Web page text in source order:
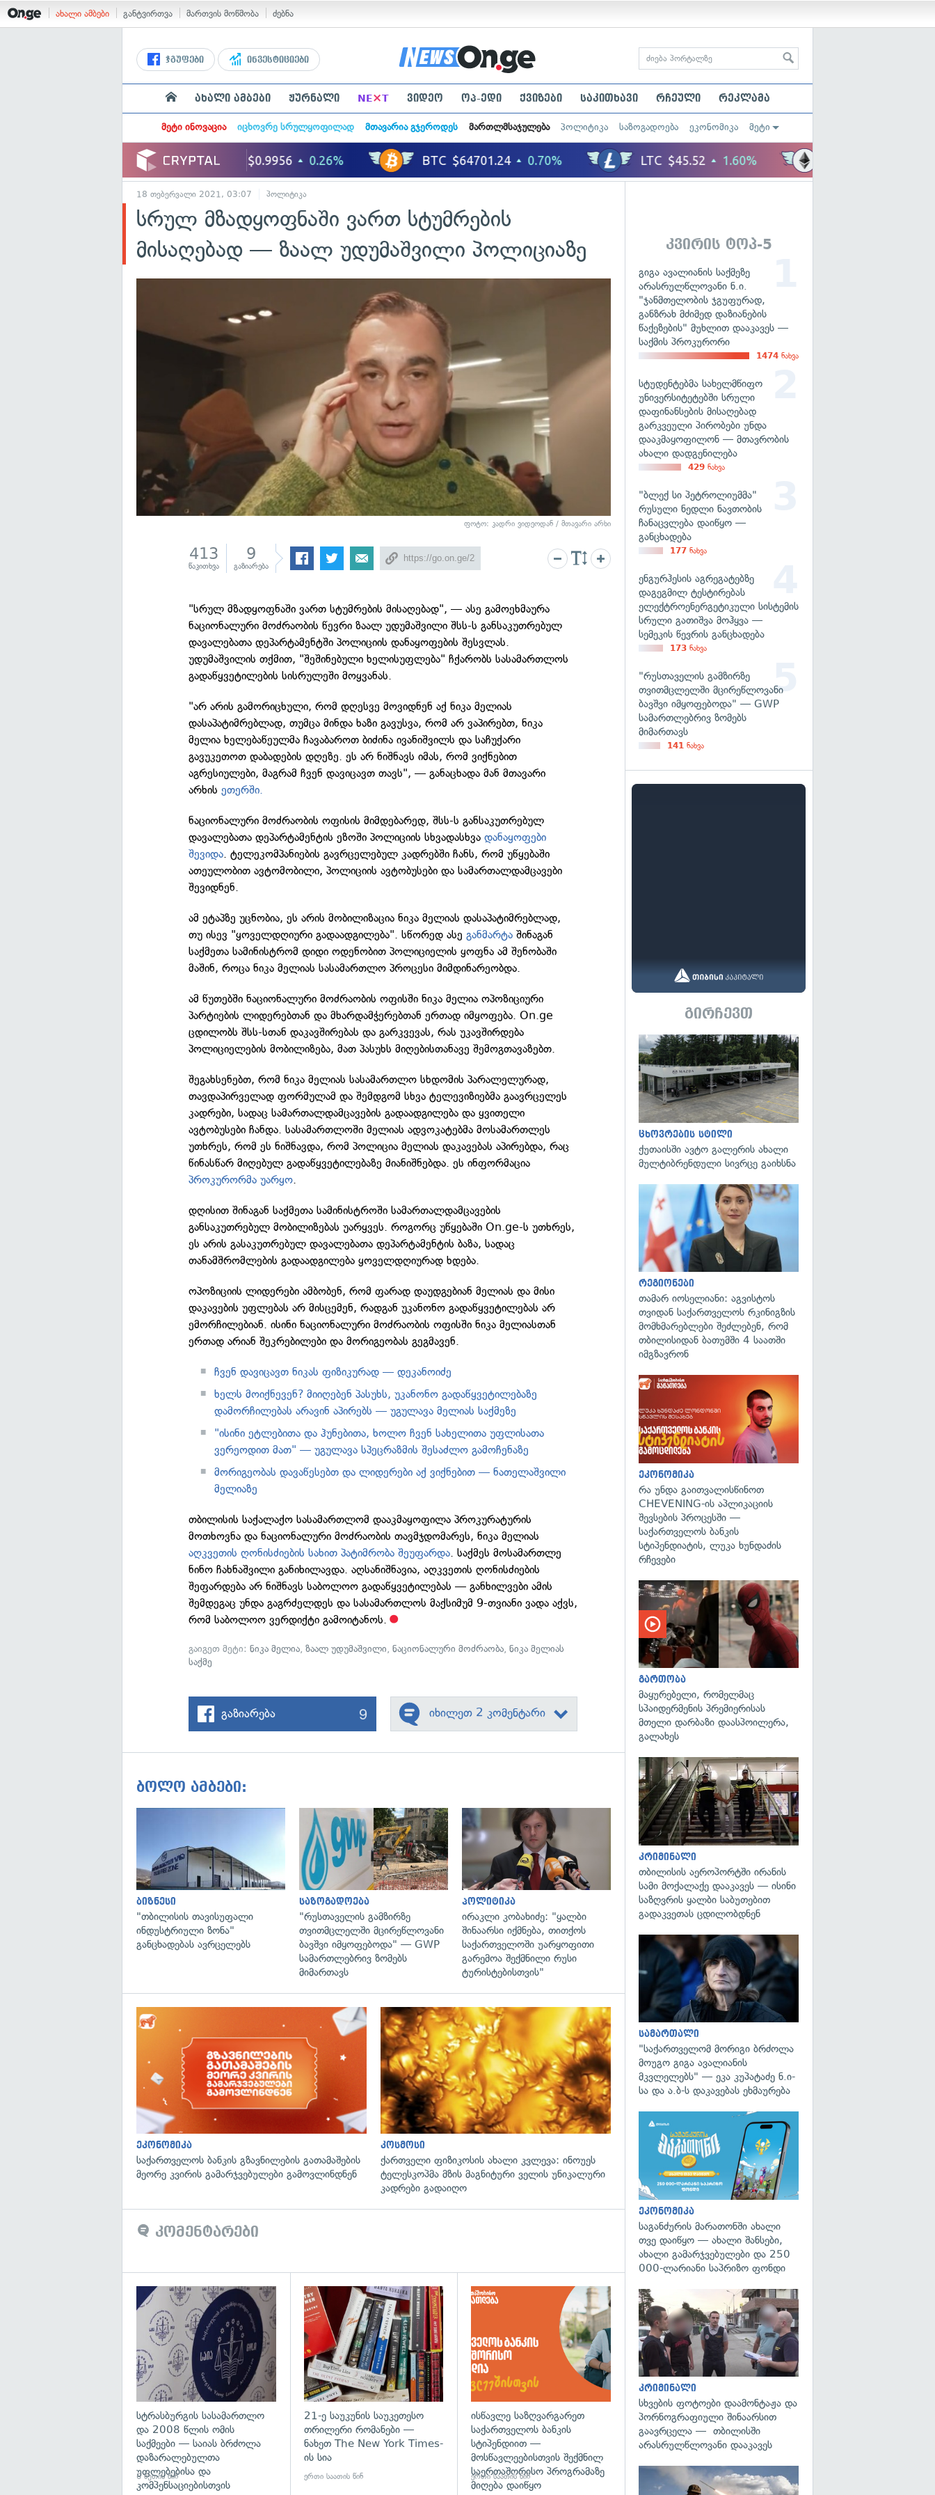
ახალი ამბები განტვირთვა მართვის მოწმობა ძებნა
ჯგუფები ინვესტიციები
ახალი ამბები ჟურნალი NE×T ვიდეო ოპ-ედი ქვიზები საკითხავი რჩეული რეკლამა
მეტი ინოვაცია იცხოვრე სრულყოფილად მთავარია გჯეროდეს მართლმსაჯულება პოლიტიკა საზოგადოება ეკონომიკა მეტი
18 თებერვალი 2021, 03:07 პოლიტიკა
სრულ მზადყოფნაში ვართ სტუმრების
მისაღებად — ზაალ უდუმაშვილი პოლიციაზე
ფოტო: კადრი ვიდეოდან / მთავარი არხი
413
წაკითხვა
9
გაზიარება
"სრულ მზადყოფნაში ვართ სტუმრების მისაღებად", — ასე გამოეხმაურა
ნაციონალური მოძრაობის წევრი ზაალ უდუმაშვილი შსს-ს განსაკუთრებულ
დავალებათა დეპარტამენტში პოლიციის დანაყოფების შესვლას.
უდუმაშვილის თქმით, "შეშინებული ხელისუფლება" ჩქარობს სასამართლოს
გადაწყვეტილების სისრულეში მოყვანას.
"არ არის გამორიცხული, რომ დღესვე მოვიდნენ აქ ნიკა მელიას
დასაპატიმრებლად, თუმცა მინდა ხაზი გავუსვა, რომ არ ვაპირებთ, ნიკა
მელია ხელებაწეულმა ჩავაბაროთ ბიძინა ივანიშვილს და საჩუქარი
გავუკეთოთ დაბადების დღეზე. ეს არ ნიშნავს იმას, რომ ვიქნებით
აგრესიულები, მაგრამ ჩვენ დავიცავთ თავს", — განაცხადა მან მთავარი
არხის ეთერში.
ნაციონალური მოძრაობის ოფისის მიმდებარედ, შსს-ს განსაკუთრებულ
დავალებათა დეპარტამენტის ეზოში პოლიციის სხვადასხვადანაყოფები
შევიდა. ტელეკომპანიების გავრცელებულ კადრებში ჩანს, რომ უწყებაში
ათეულობით ავტომობილი, პოლიციის ავტობუსები და სამართალდამცავები
შევიდნენ.
ამ ეტაპზე უცნობია, ეს არის მობილიზაცია ნიკა მელიას დასაპატიმრებლად,
თუ ისევ "ყოველდღიური გადაადგილება". სწორედ ასეგანმარტა შინაგან
საქმეთა სამინისტრომ დიდი ოდენობით პოლიციელის ყოფნა ამ შენობაში
მაშინ, როცა ნიკა მელიას სასამართლო პროცესი მიმდინარეობდა.
ამ წუთებში ნაციონალური მოძრაობის ოფისში ნიკა მელია ოპოზიციური
პარტიების ლიდერებთან და მხარდამჭერებთან ერთად იმყოფება. On.ge
ცდილობს შსს-სთან დაკავშირებას და გარკვევას, რას უკავშირდება
პოლიციელების მობილიზება, მათ პასუხს მიღებისთანავე შემოგთავაზებთ.
შეგახსენებთ, რომ ნიკა მელიას სასამართლო სხდომის პარალელურად,
თავდაპირველად ფორმულამ და შემდგომ სხვა ტელევიზიებმა გაავრცელეს
კადრები, სადაც სამართალდამცავების გადაადგილება და ყვითელი
ავტობუსები ჩანდა. სასამართლოში მელიას ადვოკატებმა მოსამართლეს
უთხრეს, რომ ეს ნიშნავდა, რომ პოლიცია მელიას დაკავებას აპირებდა, რაც
წინასწარ მიღებულ გადაწყვეტილებაზე მიანიშნებდა. ეს ინფორმაცია
პროკურორმა უარყო.
დღისით შინაგან საქმეთა სამინისტროში სამართალდამცავების
განსაკუთრებულ მობილიზებას უარყვეს. როგორც უწყებაში On.ge-ს უთხრეს,
ეს არის გასაკუთრებულ დავალებათა დეპარტამენტის ბაზა, სადაც
თანამშრომლების გადაადგილება ყოველდღიურად ხდება.
ოპოზიციის ლიდერები ამბობენ, რომ ფარად დაუდგებიან მელიას და მისი
დაკავების უფლებას არ მისცემენ, რადგან უკანონო გადაწყვეტილებას არ
ემორჩილებიან. ისინი ნაციონალური მოძრაობის ოფისში ნიკა მელიასთან
ერთად არიან შეკრებილები და მორიგეობას გეგმავენ.
ჩვენ დავიცავთ ნიკას ფიზიკურად — დეკანოიძე
ხელს მოიქნევენ? მიიღებენ პასუხს, უკანონო გადაწყვეტილებაზე
დამორჩილებას არავინ აპირებს — უგულავა მელიას საქმეზე
"ისინი ეტლებითა და ჰუნებითა, ხოლო ჩვენ სახელითა უფლისათა
ვერეოდით მათ" — უგულავა სპეცრაზმის შესაძლო გამოჩენაზე
მორიგეობას დავაწესებთ და ლიდერები აქ ვიქნებით — ნათელაშვილი
მელიაზე
თბილისის საქალაქო სასამართლომ დააკმაყოფილა პროკურატურის
მოთხოვნა და ნაციონალური მოძრაობის თავმჯდომარეს, ნიკა მელიას
აღკვეთის ღონისძიების სახით პატიმრობა შეუფარდა. საქმეს მოსამართლე
ნინო ჩახნაშვილი განიხილავდა. აღსანიშნავია, აღკვეთის ღონისძიების
შეფარდება არ ნიშნავს საბოლოო გადაწყვეტილებას — განხილვები ამის
შემდეგაც უნდა გაგრძელდეს და სასამართლოს მაქსიმუმ 9-თვიანი ვადა აქვს,
რომ საბოლოო ვერდიქტი გამოიტანოს.
გაიგეთ მეტი:ნიკა მელია,ზაალ უდუმაშვილი,ნაციონალური მოძრაობა,ნიკა მელიას
საქმე
გაზიარება 9 იხილეთ 2 კომენტარი
ბოლო ამბები:
გადახედვა
ბიზნესი
"თბილისის თავისუფალი
ინდუსტრიული ზონა"
განცხადებას ავრცელებს
საზოგადოება
"რუსთაველის გამზირზე
თვითმცლელში მცირეწლოვანი
ბავშვი იმყოფებოდა" — GWP
სამართლებრივ ზომებს
მიმართავს
გადახედვა
პოლიტიკა
ირაკლი კობახიძე: "ყალბი
შინაარსი იქმნება, თითქოს
საქართველოში უარყოფითი
გარემოა შექმნილი რუსი
ტურისტებისთვის"
ეკონომიკა
საქართველოს ბანკის გზავნილების გათამაშების
მეორე კვირის გამარჯვებულები გამოვლინდნენ
გადახედვა
კოსმოსი
ქართველი ფიზიკოსის ახალი კვლევა: ინოუეს
ტელესკოპმა მზის მაგნიტური ველის უნიკალური
კადრები გადაიღო
კომენტარები
გადახედვა
სტრასბურგის სასამართლო
და 2008 წლის ომის
საქმეები — საიას ბრძოლა
დაზარალებულთა
უფლებებისა და
კომპენსაციებისთვის
6 წუთის წინ
გადახედვა
21-ე საუკუნის საუკეთესო
თრილერი რომანები —
ნახეთ The New York Times-
ის სია
ერთი საათის წინ
ისწავლე საზღვარგარეთ
საქართველოს ბანკის
სტიპენდიით —
მოსწავლეებისთვის შექმნილ
საერთაშორისო პროგრამაზე
მიღება დაიწყო
ერთი საათის წინ
კვირის ტოპ-5
გიგა ავალიანის საქმეზე
არასრულწლოვანი ნ.ი.
"ჯანმთელობის ჯგუფურად,
განზრახ მძიმედ დაზიანების
წაქეზების" მუხლით დააკავეს —
საქმის პროკურორი
1474 ნახვა
სტუდენტებმა სახელმწიფო
უნივერსიტეტებში სრული
დაფინანსების მისაღებად
გარკვეული პირობები უნდა
დააკმაყოფილონ — მთავრობის
ახალი დადგენილება
429 ნახვა
"ბლექ სი პეტროლიუმმა"
რუსული ნედლი ნავთობის
ჩანაცვლება დაიწყო —
განცხადება
177 ნახვა
ენგურჰესის აგრეგატებზე
დაგეგმილ ტესტირებას
ელექტროენერგეტიკული სისტემის
სრული გათიშვა მოჰყვა —
სემეკის წევრის განცხადება
173 ნახვა
"რუსთაველის გამზირზე
თვითმცლელში მცირეწლოვანი
ბავშვი იმყოფებოდა" — GWP
სამართლებრივ ზომებს
მიმართავს
141 ნახვა
გირჩევთ
ცხოვრების სტილი
ქუთაისში ავტო გალერის ახალი
მულტიბრენდული სივრცე გაიხსნა
რეგიონები
თამარ იოსელიანი: აგვისტოს
თვიდან საქართველოს რკინიგზის
მომხმარებლები შეძლებენ, რომ
თბილისიდან ბათუმში 4 საათში
იმგზავრონ
ეკონომიკა
რა უნდა გაითვალისწინოთ
CHEVENING-ის აპლიკაციის
შევსების პროცესში —
საქართველოს ბანკის
სტიპენდიატის, ლუკა ხუნდაძის
რჩევები
გართობა
მაყურებელი, რომელმაც
სპაიდერმენის პრემიერისას
მთელი დარბაზი დაასპოილერა,
გალახეს
კრიმინალი
თბილისის აეროპორტში ირანის
სამი მოქალაქე დააკავეს — ისინი
საზღვრის ყალბი საბუთებით
გადაკვეთას ცდილობდნენ
სამართალი
"საქართველომ მორიგი ბრძოლა
მოუგო გიგა ავალიანის
მკვლელებს" — ეკა კუპატაძე ნ.ი-
სა და ა.ბ-ს დაკავებას ეხმაურება
ეკონომიკა
საგანძურის მარათონში ახალი
თვე დაიწყო — ახალი შანსები,
ახალი გამარჯვებულები და 250
000-ლარიანი საპრიზო ფონდი
კრიმინალი
სხვების ფოტოები დაამონტაჟა და
პორნოგრაფიული შინაარსით
გაავრცელა — თბილისში
არასრულწლოვანი დააკავეს